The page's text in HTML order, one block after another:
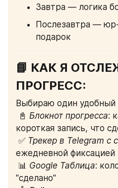
Завтра — логика
Послезавтра —
подарок
📘 КАК Я
ПРОГРЕСС:
Выбираю один удобный
📓 Блокнот прогресса:
короткая запись, что
✅ Трекер в Telegram с
ежедневной фиксацией
📊 Google Таблица:
"сделано"